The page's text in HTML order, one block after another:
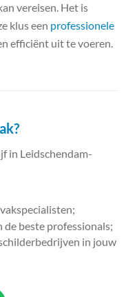
vereisen. Het is
klus een professionele
efficiënt uit te voeren.
in Leidschendam-
beste professionals;
in jouw